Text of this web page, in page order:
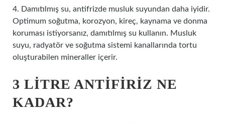
4. Damıtılmış su, antifrizde musluk suyundan daha iyidir.
Optimum soğutma, korozyon, kireç, kaynama ve donma
koruması istiyorsanız, damıtılmış su kullanın. Musluk
suyu, radyatör ve soğutma sistemi kanallarında tortu
oluşturabilen mineraller içerir.
3 LITRE ANTIFIRIZ NE
KADAR?